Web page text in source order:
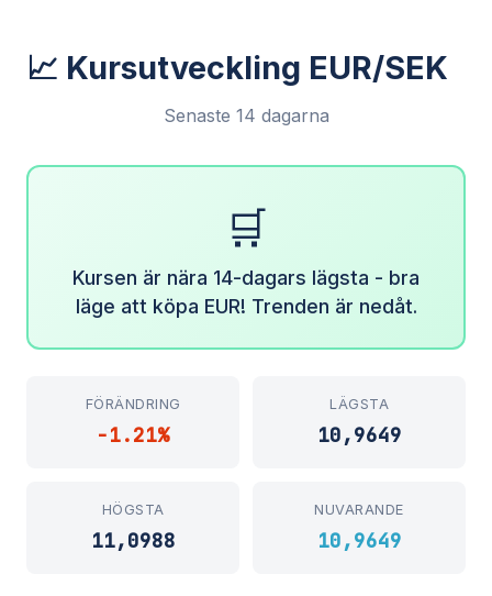
📈 Kursutveckling EUR/SEK
Senaste 14 dagarna
🛒
Kursen är nära 14-dagars lägsta - bra
läge att köpa EUR! Trenden är nedåt.
FÖRÄNDRING
-1.21%
LÄGSTA
10,9649
HÖGSTA
11,0988
NUVARANDE
10,9649